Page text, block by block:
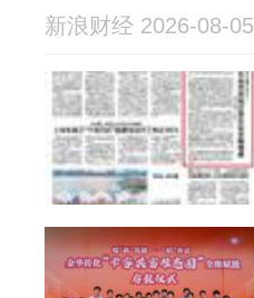
新浪财经 2026-08-05